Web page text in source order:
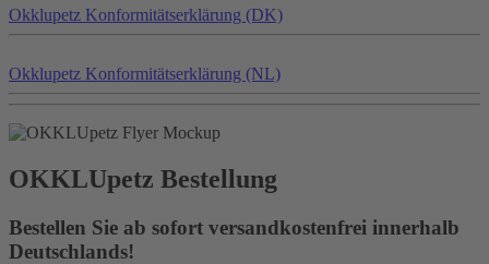
Okklupetz Konformitätserklärung (DK)
Okklupetz Konformitätserklärung (NL)
OKKLUpetz Bestellung
Bestellen Sie ab sofort versandkostenfrei innerhalb
Deutschlands!